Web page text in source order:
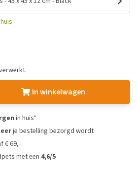
In winkelwagen
in huis*
je bestelling bezorgd wordt
€ 69,-
met een 4,6/5